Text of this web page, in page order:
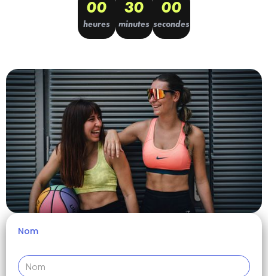
00
heures
30
minutes
00
secondes
Nom